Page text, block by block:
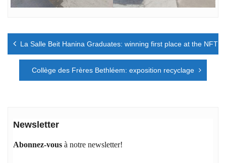
Navigation
l’article
La Salle Beit Hanina Graduates: winning first place at the
Collège des Frères Bethléem: exposition recyclage
Newsletter
Abonnez-vous à notre newsletter!